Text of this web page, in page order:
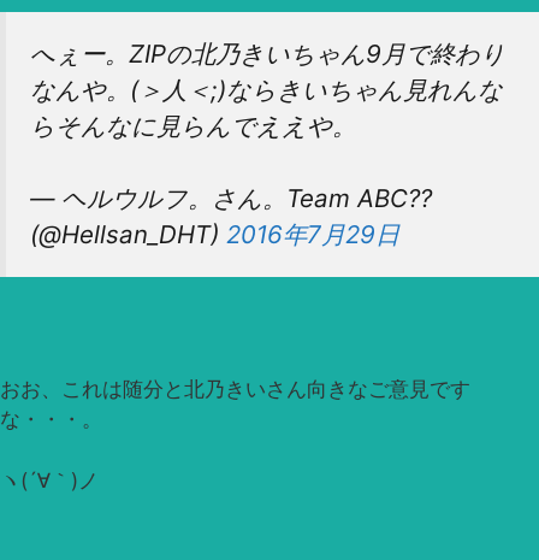
へぇー。ZIPの北乃きいちゃん9月で終わり
なんや。(＞人＜;)ならきいちゃん見れんな
らそんなに見らんでええや。
— ヘルウルフ。さん。Team ABC??
(@Hellsan_DHT) 2016年7月29日
おお、これは随分と北乃きいさん向きなご意見です
な・・・。
ヽ(´∀｀)ノ